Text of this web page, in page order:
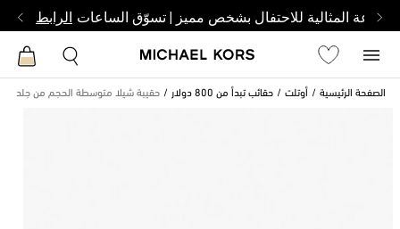
الساعة المثالية للاحتفال بشخص مميز | تسوّق الساعات الرابط
الصفحة الرئيسية أوتلت حقائب تبدأ من 800 دولار حقيبة شيلا متوسطة الحجم من جلد